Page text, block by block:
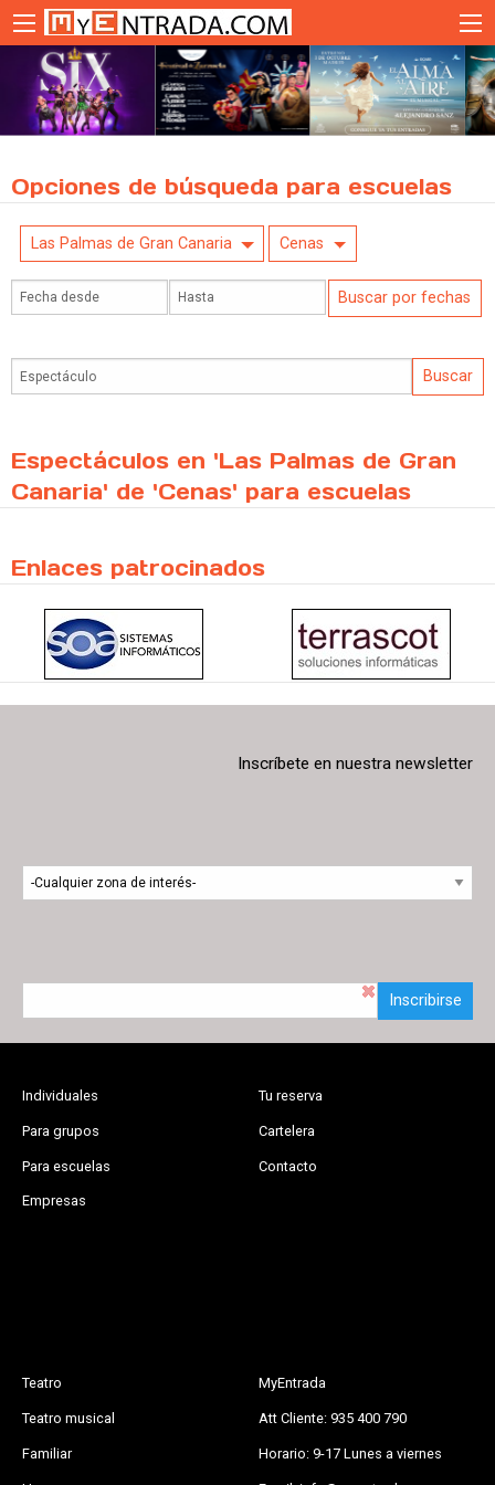
Opciones de búsqueda para escuelas
Las Palmas de Gran Canaria Cenas
Espectáculos en 'Las Palmas de Gran
Canaria' de 'Cenas' para escuelas
Enlaces patrocinados
Inscríbete en nuestra newsletter
Inscribirse
Individuales
Para grupos
Para escuelas
Empresas
Tu reserva
Cartelera
Contacto
Teatro
Teatro musical
Familiar
MyEntrada
Att Cliente: 935 400 790
Horario: 9-17 Lunes a viernes